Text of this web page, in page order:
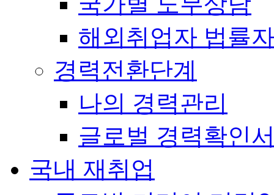
해외취업자 법률
경력전환단계
나의 경력관리
글로벌 경력확인
국내 재취업